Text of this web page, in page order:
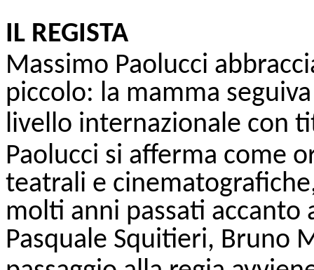
IL REGISTA
Massimo Paolucci
piccolo: la mamma
livello internazionale con
Paolucci si afferma come
teatrali e
molti anni passati accanto
Pasquale Squitieri, Bruno